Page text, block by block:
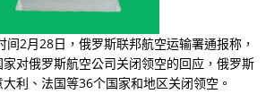
间2月28日，俄罗斯联邦航空运输署通报称，
对俄罗斯航空公司关闭领空的回应，俄罗斯
利、法国等36个国家和地区关闭领空。